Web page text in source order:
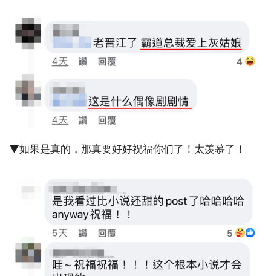
▼如果是真的，那真要好好祝福你们了！太羡慕了！